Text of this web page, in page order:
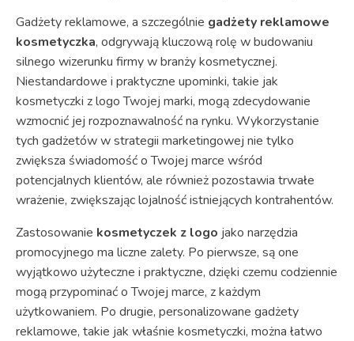
Gadżety reklamowe, a szczególnie gadżety reklamowe
kosmetyczka, odgrywają kluczową rolę w budowaniu
silnego wizerunku firmy w branży kosmetycznej.
Niestandardowe i praktyczne upominki, takie jak
kosmetyczki z logo Twojej marki, mogą zdecydowanie
wzmocnić jej rozpoznawalność na rynku. Wykorzystanie
tych gadżetów w strategii marketingowej nie tylko
zwiększa świadomość o Twojej marce wśród
potencjalnych klientów, ale również pozostawia trwałe
wrażenie, zwiększając lojalność istniejących kontrahentów.
Zastosowanie kosmetyczek z logo jako narzędzia
promocyjnego ma liczne zalety. Po pierwsze, są one
wyjątkowo użyteczne i praktyczne, dzięki czemu codziennie
mogą przypominać o Twojej marce, z każdym
użytkowaniem. Po drugie, personalizowane gadżety
reklamowe, takie jak właśnie kosmetyczki, można łatwo